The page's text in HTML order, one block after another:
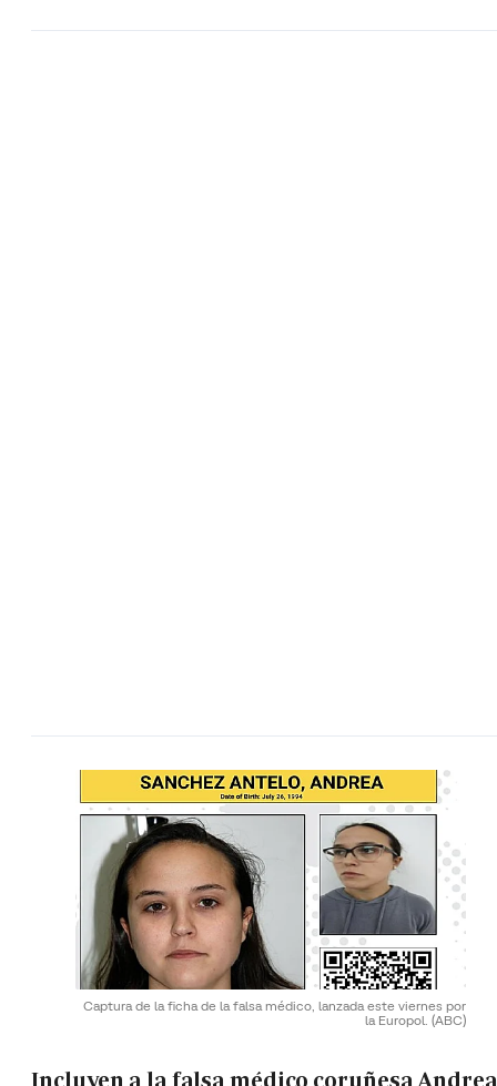
Captura de la ficha de la falsa médico, lanzada este viernes por
la Europol. (ABC)
Incluyen a la falsa médico coruñesa Andrea